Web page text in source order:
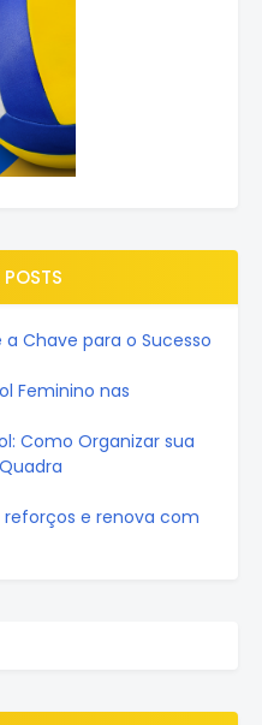
Chave para o Sucesso
Feminino nas
Como Organizar sua
reforços e renova com